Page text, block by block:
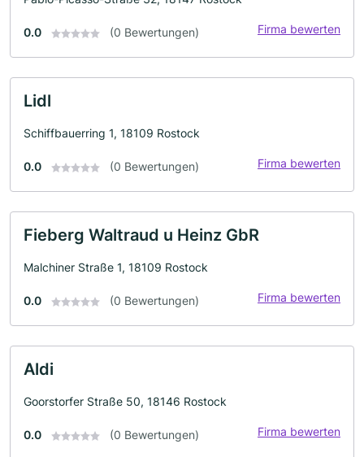
0.0 (0 Bewertungen) Firma bewerten
Lidl
Schiffbauerring 1, 18109 Rostock
0.0 (0 Bewertungen) Firma bewerten
Fieberg Waltraud u Heinz GbR
Malchiner Straße 1, 18109 Rostock
0.0 (0 Bewertungen) Firma bewerten
Aldi
Goorstorfer Straße 50, 18146 Rostock
0.0 (0 Bewertungen) Firma bewerten